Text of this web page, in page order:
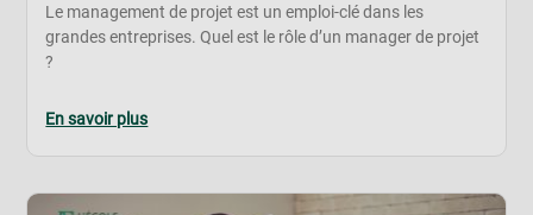
Le management de projet est un emploi-clé dans les
grandes entreprises. Quel est le rôle d’un manager de projet
?
En savoir plus